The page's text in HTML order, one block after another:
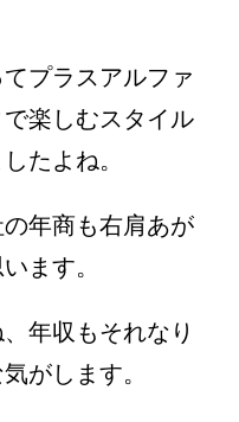
プラスアルファ
楽しむスタイル
たよね。
年商も右肩あが
ます。
年収もそれなり
がします。